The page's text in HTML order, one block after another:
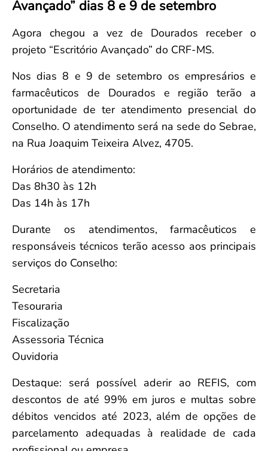
Convenção Coletiva 2025/2026 – Piso salarial Farmácias e Drogaria
Saúde Pública e Indígena
Calendário Eleitoral
Candidatos
Votação
Eleições Anteriores
Avançado” dias 8 e 9 de setembro
Agora chegou a vez de Dourados receber o
projeto “Escritório Avançado” do CRF-MS.
Nos dias 8 e 9 de setembro os empresários e
farmacêuticos de Dourados e região terão a
oportunidade de ter atendimento presencial do
Conselho. O atendimento será na sede do Sebrae,
na Rua Joaquim Teixeira Alvez, 4705.
Horários de atendimento:
Das 8h30 às 12h
Das 14h às 17h
Durante os atendimentos, farmacêuticos e
responsáveis técnicos terão acesso aos principais
serviços do Conselho:
Secretaria
Tesouraria
Fiscalização
Assessoria Técnica
Ouvidoria
Destaque: será possível aderir ao REFIS, com
descontos de até 99% em juros e multas sobre
débitos vencidos até 2023, além de opções de
parcelamento adequadas à realidade de cada